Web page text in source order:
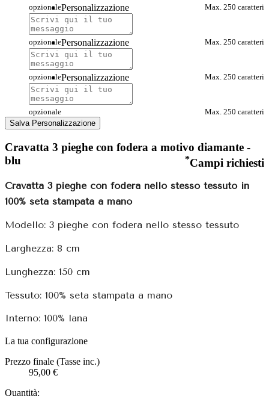
opzionale Max. 250 caratteri
Personalizzazione
opzionale Max. 250 caratteri
Personalizzazione
opzionale Max. 250 caratteri
Personalizzazione
opzionale
Max. 250 caratteri
Salva Personalizzazione
Cravatta 3 pieghe con fodera a motivo diamante -
blu
*Campi richiesti
Cravatta 3 pieghe con fodera nello stesso tessuto in
100% seta stampata a mano
Modello: 3 pieghe con fodera nello stesso tessuto
Larghezza: 8 cm
Lunghezza: 150 cm
Tessuto: 100% seta stampata a mano
Interno: 100% lana
La tua configurazione
Prezzo finale (Tasse inc.)
95,00 €
Quantità: